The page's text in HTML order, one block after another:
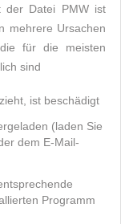
der Datei PMW ist
mehrere Ursachen
für die meisten
sind
ist beschädigt
(laden Sie
dem E-Mail-
Programm